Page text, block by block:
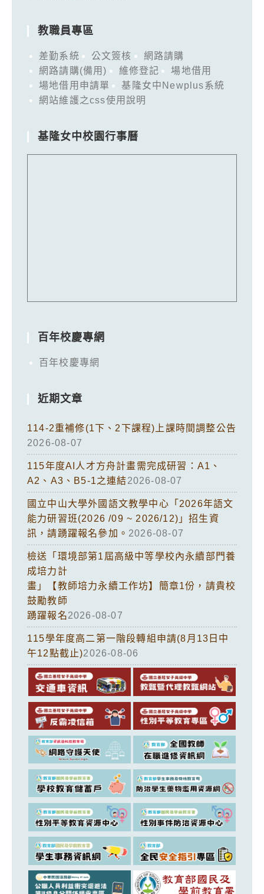
教職員專區
差勤系統 公文簽核
網路請購
網路請購(備用)
維修登記
場地借用
場地借用申請單
基隆女中Newplus系統
網站維護之css使用說明
基隆女中校園行事曆
百年校慶專網
百年校慶專網
近期文章
114-2重補修(1下、2下課程)上課時間調整公告
2026-08-07
115年度AI人才方舟計畫需完成研習：A1、
A2、A3、B5-1之連結2026-08-07
國立中山大學外國語文教學中心「2026年語文
能力研習班(2026 /09 ~ 2026/12)」招生資
訊，請踴躍報名參加。 2026-08-07
檢送「環境部第1屆高級中等學校內永續部門養
成培力計
畫」【教師培力永續工作坊】簡章1份，請貴校
鼓勵教師
踴躍報名2026-08-07
115學年度高二第一階段轉組申請(8月13日中
午12點截止)2026-08-06